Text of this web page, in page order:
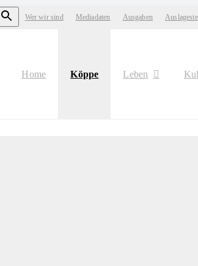
Wer wir sind Mediadaten Ausgaben
Home Köppe Leben